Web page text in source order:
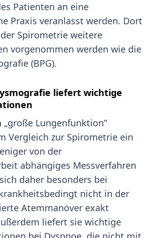
Patienten an eine
Praxis veranlasst werden. Dort
Spirometrie weitere
vorgenommen werden wie die
(BPG).
liefert wichtige
„große Lungenfunktion”
Vergleich zur Spirometrie ein
von der
abhängiges Messverfahren
daher besonders bei
nicht in der
Atemmanöver exakt
liefert sie wichtige